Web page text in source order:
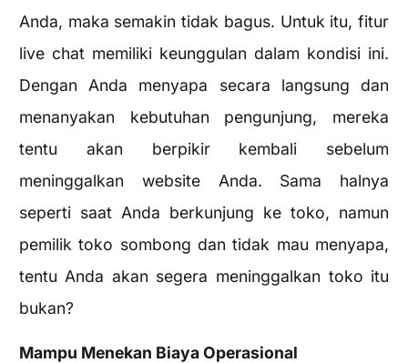
Anda, maka semakin tidak bagus. Untuk itu, fitur
live chat memiliki keunggulan dalam kondisi ini.
Dengan Anda menyapa secara langsung dan
menanyakan kebutuhan pengunjung, mereka
tentu akan berpikir kembali sebelum
meninggalkan website Anda. Sama halnya
seperti saat Anda berkunjung ke toko, namun
pemilik toko sombong dan tidak mau menyapa,
tentu Anda akan segera meninggalkan toko itu
bukan?
Mampu Menekan Biaya Operasional